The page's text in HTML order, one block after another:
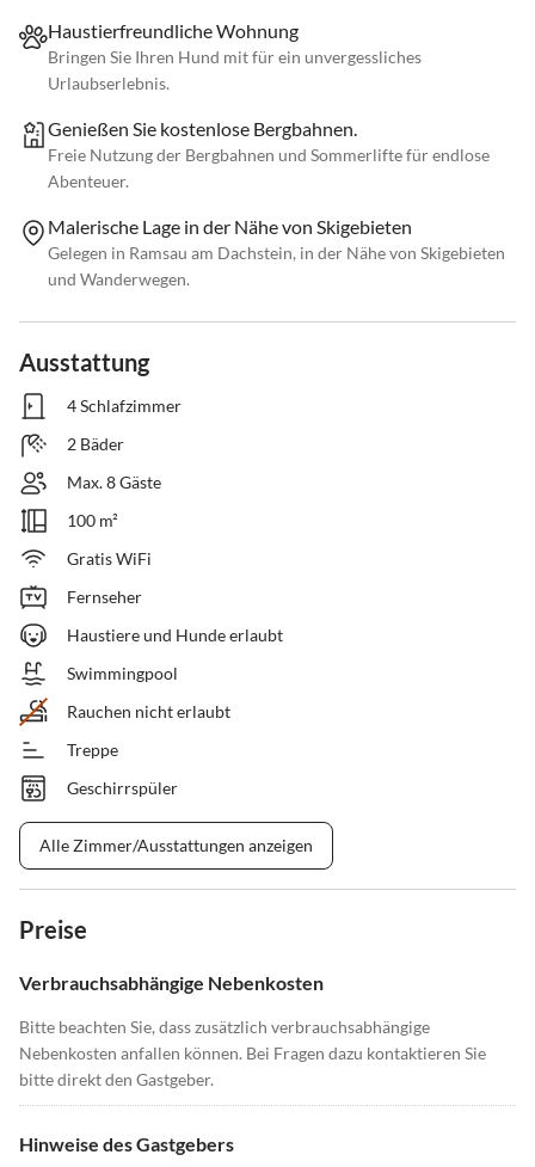
Haustierfreundliche Wohnung
Bringen Sie Ihren Hund mit für ein unvergessliches
Urlaubserlebnis.
Genießen Sie kostenlose Bergbahnen.
Freie Nutzung der Bergbahnen und Sommerlifte für endlose
Abenteuer.
Malerische Lage in der Nähe von Skigebieten
Gelegen in Ramsau am Dachstein, in der Nähe von Skigebieten
und Wanderwegen.
Ausstattung
4 Schlafzimmer
2 Bäder
Max. 8 Gäste
100 m²
Gratis WiFi
Fernseher
Haustiere und Hunde erlaubt
Swimmingpool
Rauchen nicht erlaubt
Treppe
Geschirrspüler
Alle Zimmer/Ausstattungen anzeigen
Preise
Verbrauchsabhängige Nebenkosten
Bitte beachten Sie, dass zusätzlich verbrauchsabhängige
Nebenkosten anfallen können. Bei Fragen dazu kontaktieren Sie
bitte direkt den Gastgeber.
Hinweise des Gastgebers